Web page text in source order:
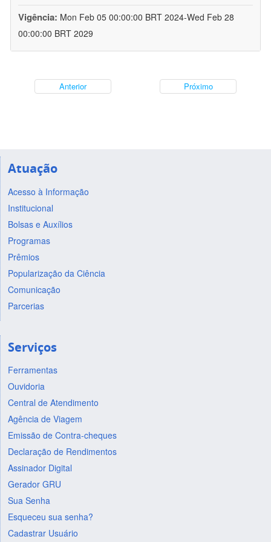
Vigência: Mon Feb 05 00:00:00 BRT 2024-Wed Feb 28
00:00:00 BRT 2029
Anterior Próximo
Atuação
Acesso à Informação
Institucional
Bolsas e Auxílios
Programas
Prêmios
Popularização da Ciência
Comunicação
Parcerias
Serviços
Ferramentas
Ouvidoria
Central de Atendimento
Agência de Viagem
Emissão de Contra-cheques
Declaração de Rendimentos
Assinador Digital
Gerador GRU
Sua Senha
Esqueceu sua senha?
Cadastrar Usuário